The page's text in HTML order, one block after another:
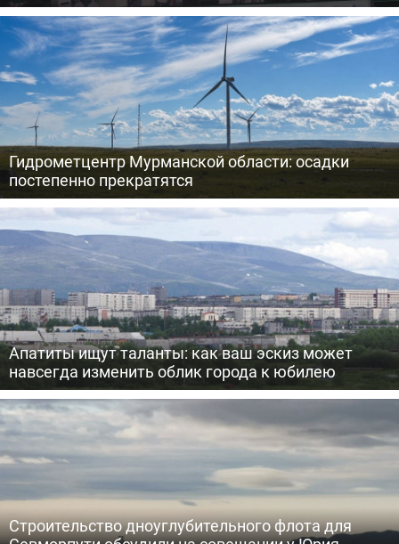
Гидрометцентр Мурманской области: осадки
постепенно прекратятся
Апатиты ищут таланты: как ваш эскиз может
навсегда изменить облик города к юбилею
Строительство дноуглубительного флота для